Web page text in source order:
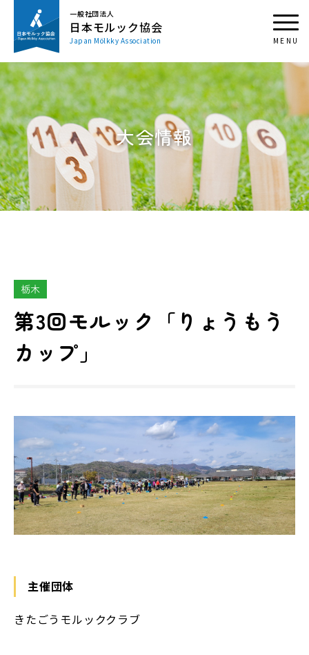
一般社団法人
日本モルック協会
Japan Mölkky Association
大会情報
栃木
第3回モルック「りょうもう
カップ」
主催団体
きたごうモルッククラブ